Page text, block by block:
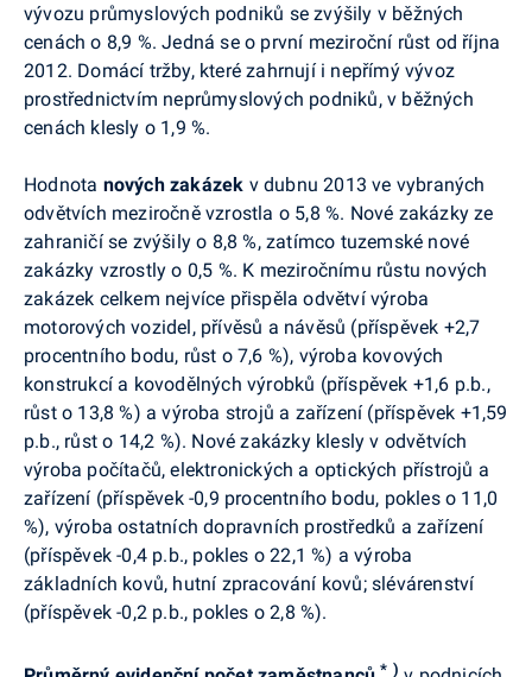
vývozu průmyslových podniků se zvýšily v běžných
cenách o 8,9 %. Jedná se o první meziroční růst od října
2012. Domácí tržby, které zahrnují i nepřímý vývoz
prostřednictvím neprůmyslových podniků, v běžných
cenách klesly o 1,9 %.
Hodnota nových zakázek v dubnu 2013 ve vybraných
odvětvích meziročně vzrostla o 5,8 %. Nové zakázky ze
zahraničí se zvýšily o 8,8 %, zatímco tuzemské nové
zakázky vzrostly o 0,5 %. K meziročnímu růstu nových
zakázek celkem nejvíce přispěla odvětví výroba
motorových vozidel, přívěsů a návěsů (příspěvek +2,7
procentního bodu, růst o 7,6 %), výroba kovových
konstrukcí a kovodělných výrobků (příspěvek +1,6 p.b.,
růst o 13,8 %) a výroba strojů a zařízení (příspěvek +1,59
p.b., růst o 14,2 %). Nové zakázky klesly v odvětvích
výroba počítačů, elektronických a optických přístrojů a
zařízení (příspěvek -0,9 procentního bodu, pokles o 11,0
%), výroba ostatních dopravních prostředků a zařízení
(příspěvek -0,4 p.b., pokles o 22,1 %) a výroba
základních kovů, hutní zpracování kovů; slévárenství
(příspěvek -0,2 p.b., pokles o 2,8 %).
* )